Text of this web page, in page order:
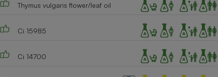
Thymus vulgaris flower/leaf oil
Ci 15985
Ci 14700
Robot ménager